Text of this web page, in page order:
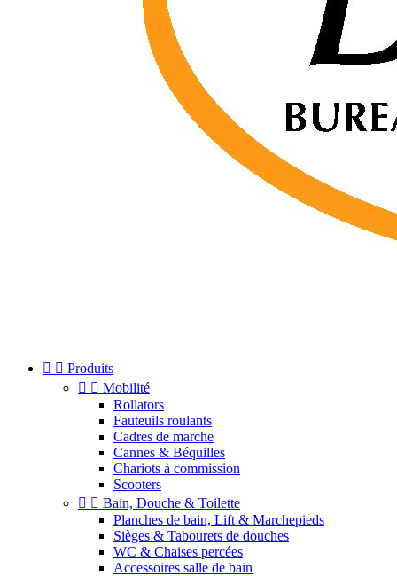
  Produits
  Mobilité
Rollators
Fauteuils roulants
Cadres de marche
Cannes & Béquilles
Chariots à commission
Scooters
  Bain, Douche & Toilette
Planches de bain, Lift & Marchepieds
Sièges & Tabourets de douches
WC & Chaises percées
Accessoires salle de bain